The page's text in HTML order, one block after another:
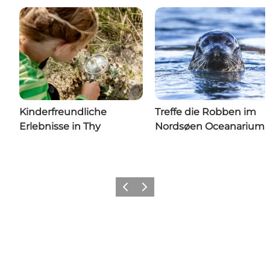
Kinderfreundliche
Erlebnisse in Thy
Treffe die Robben im
Nordsøen Oceanarium
ZurückWeiter